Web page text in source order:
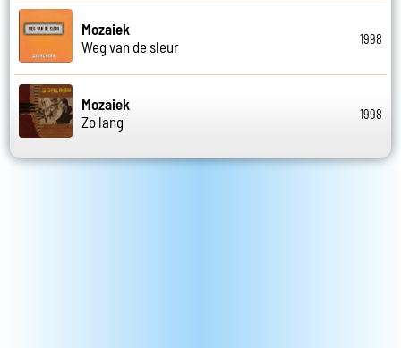
Mozaiek
Weg van de sleur
1998
Mozaiek
Zo lang
1998